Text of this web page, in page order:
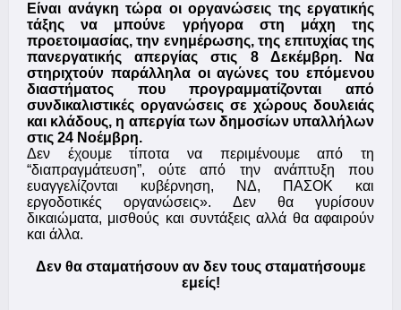
Είναι ανάγκη τώρα οι οργανώσεις της εργατικής
τάξης να μπούνε γρήγορα στη μάχη της
προετοιμασίας, την ενημέρωσης, της επιτυχίας της
πανεργατικής απεργίας στις 8 Δεκέμβρη. Να
στηριχτούν παράλληλα οι αγώνες του επόμενου
διαστήματος που προγραμματίζονται από
συνδικαλιστικές οργανώσεις σε χώρους δουλειάς
και κλάδους, η απεργία των δημοσίων υπαλλήλων
στις 24 Νοέμβρη.
Δεν έχουμε τίποτα να περιμένουμε από τη
“διαπραγμάτευση”, ούτε από την ανάπτυξη που
ευαγγελίζονται κυβέρνηση, ΝΔ, ΠΑΣΟΚ και
εργοδοτικές οργανώσεις». Δεν θα γυρίσουν
δικαιώματα, μισθούς και συντάξεις αλλά θα αφαιρούν
και άλλα.
Δεν θα σταματήσουν αν δεν τους σταματήσουμε
εμείς!